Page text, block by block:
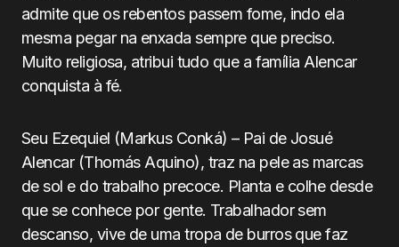
admite que os rebentos passem fome, indo ela
mesma pegar na enxada sempre que preciso.
Muito religiosa, atribui tudo que a família Alencar
conquista à fé.
Seu Ezequiel (Markus Conká) – Pai de Josué
Alencar (Thomás Aquino), traz na pele as marcas
de sol e do trabalho precoce. Planta e colhe desde
que se conhece por gente. Trabalhador sem
descanso, vive de uma tropa de burros que faz